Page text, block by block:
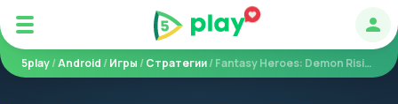
5play/Android /Игры /Стратегии/ Fantasy Heroes: Demon Rising